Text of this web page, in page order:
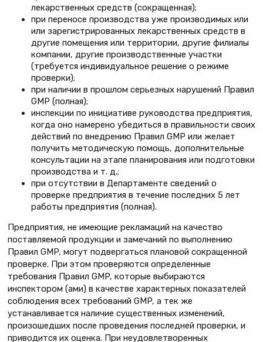
лекарственных средств (сокращенная);
при переносе производства уже производимых или
или зарегистрированных лекарственных средств в
другие помещения или территории, другие филиалы
компании, другие производственные участки
(требуется индивидуальное решение о режиме
проверки);
при наличии в прошлом серьезных нарушений Правил
GMP (полная);
инспекции по инициативе руководства предприятия,
когда оно намерено убедиться в правильности своих
действий по внедрению Правил GMP или желает
получить методическую помощь, дополнительные
консультации на этапе планирования или подготовки
производства и т. д.;
при отсутствии в Департаменте сведений о
проверке предприятия в течение последних 5 лет
работы предприятия (полная).
Предприятия, не имеющие рекламаций на качество
поставляемой продукции и замечаний по выполнению
Правил GMP, могут подвергаться плановой сокращенной
проверке. При этом проверяются определенные
требования Правил GMP, которые выбираются
инспектором (ами) в качестве характерных показателей
соблюдения всех требований GMP, а тек же
устанавливается наличие существенных изменений,
произошедших после проведения последней проверки, и
приводится их оценка. При неудовлетворенных